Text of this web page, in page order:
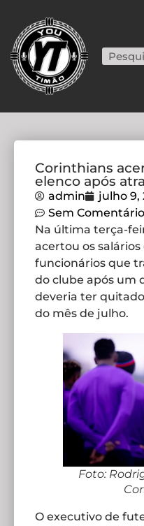
Corinthians
elenco após
admin julho 9,
Sem
Na última terça-
acertou os salários
funcionários que
do clube após um
deveria ter quitado
do mês de julho.
Foto:
O executivo de